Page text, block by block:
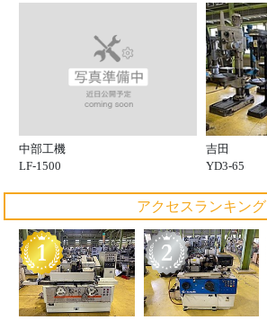
中部工機
LF-1500
吉田
YD3-65
アクセスランキング